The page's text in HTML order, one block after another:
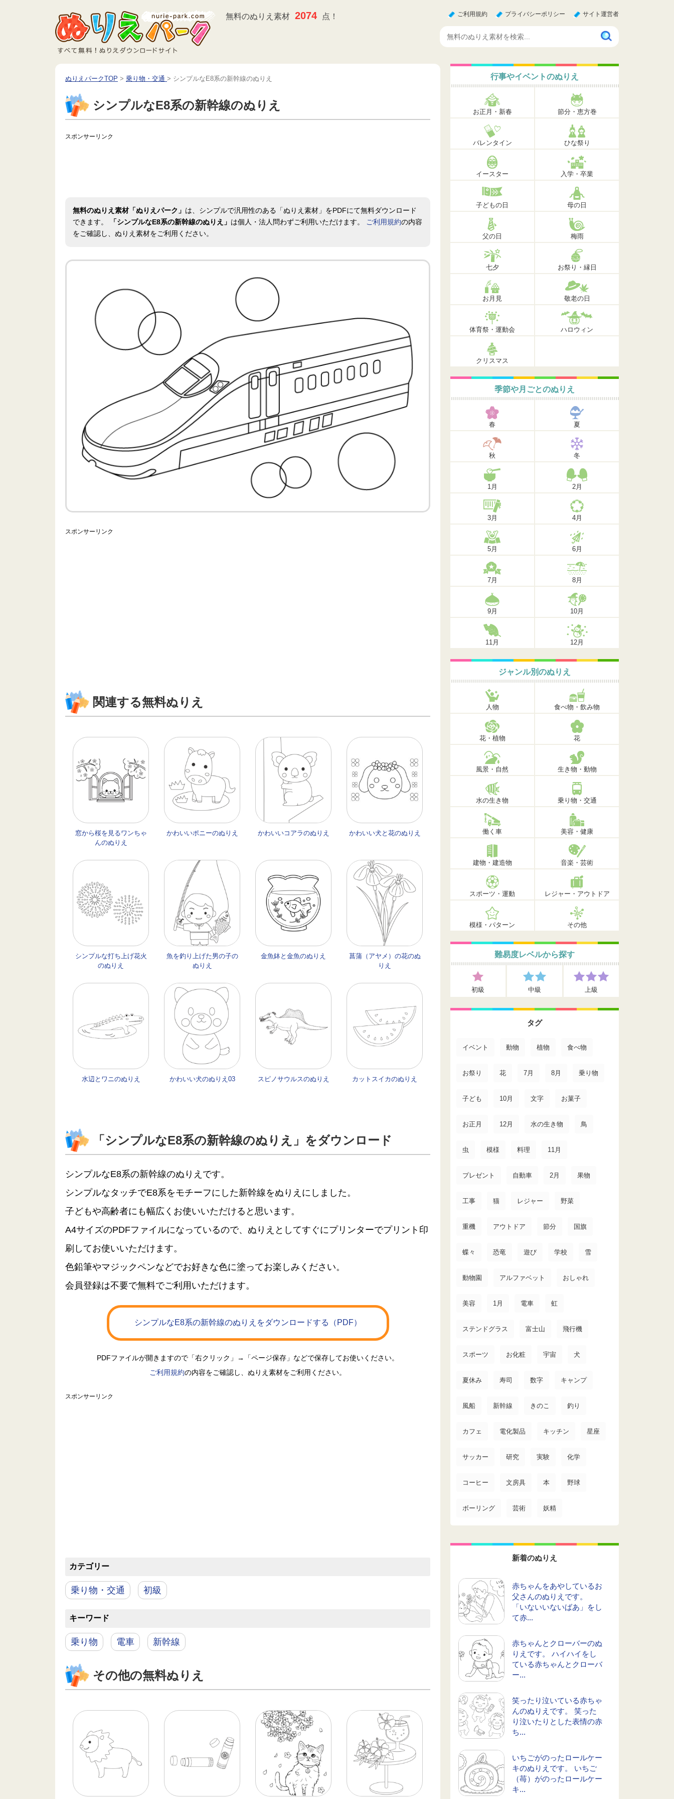
無料のぬりえ素材 2074 点！ ご利用規約 プライバシーポリシー サイト運営者
ぬりえパークTOP > 乗り物・交通 > シンプルなE8系の新幹線のぬりえ
シンプルなE8系の新幹線のぬりえ
スポンサーリンク
無料のぬりえ素材「ぬりえパーク」 は、シンプルで汎用性のある「ぬりえ素材」をPDFにて無料ダウンロード
できます。
「シンプルなE8系の新幹線のぬりえ」 は個人・法人問わずご利用いただけます。 ご利用規約の内容
をご確認し、ぬりえ素材をご利用ください。
スポンサーリンク
関連する無料ぬりえ
窓から桜を見るワンちゃ
んのぬりえ
かわいいポニーのぬりえ かわいいコアラのぬりえ かわいい犬と花のぬりえ
シンプルな打ち上げ花火
のぬりえ
魚を釣り上げた男の子の
ぬりえ
金魚鉢と金魚のぬりえ
菖蒲（アヤメ）の花のぬ
りえ
水辺とワニのぬりえ かわいい犬のぬりえ03 スピノサウルスのぬりえ カットスイカのぬりえ
「シンプルなE8系の新幹線のぬりえ」をダウンロード
シンプルなE8系の新幹線のぬりえです。
シンプルなタッチでE8系をモチーフにした新幹線をぬりえにしました。
子どもや高齢者にも幅広くお使いいただけると思います。
A4サイズのPDFファイルになっているので、ぬりえとしてすぐにプリンターでプリント印
刷してお使いいただけます。
色鉛筆やマジックペンなどでお好きな色に塗ってお楽しみください。
会員登録は不要で無料でご利用いただけます。
シンプルなE8系の新幹線のぬりえをダウンロードする（PDF）
PDFファイルが開きますので「右クリック」→「ページ保存」などで保存してお使いください。
ご利用規約の内容をご確認し、ぬりえ素材をご利用ください。
スポンサーリンク
カテゴリー
乗り物・交通 初級
キーワード
乗り物 電車 新幹線
その他の無料ぬりえ
行事やイベントのぬりえ
お正月・新春 節分・恵方巻
バレンタイン ひな祭り
イースター 入学・卒業
子どもの日 母の日
父の日 梅雨
七夕 お祭り・縁日
お月見 敬老の日
体育祭・運動会 ハロウィン
クリスマス
季節や月ごとのぬりえ
春 夏
秋 冬
1月 2月
3月 4月
5月 6月
7月 8月
9月 10月
11月 12月
ジャンル別のぬりえ
人物 食べ物・飲み物
花・植物 花
風景・自然 生き物・動物
水の生き物 乗り物・交通
働く車 美容・健康
建物・建造物 音楽・芸術
スポーツ・運動 レジャー・アウトドア
模様・パターン その他
難易度レベルから探す
初級 中級 上級
タグ
イベント 動物 植物 食べ物
お祭り 花 7月 8月 乗り物
子ども 10月 文字 お菓子
お正月 12月 水の生き物 鳥
虫 模様 料理 11月
プレゼント 自動車 2月 果物
工事 猫 レジャー 野菜
重機 アウトドア 節分 国旗
蝶々 恐竜 遊び 学校 雪
動物園 アルファベット おしゃれ
美容 1月 電車 虹
ステンドグラス 富士山 飛行機
スポーツ お化粧 宇宙 犬
夏休み 寿司 数字 キャンプ
風船 新幹線 きのこ 釣り
カフェ 電化製品 キッチン 星座
サッカー 研究 実験 化学
コーヒー 文房具 本 野球
ボーリング 芸術 妖精
新着のぬりえ
赤ちゃんをあやしているお
父さんのぬりえです。
「いないいないばあ」をし
て赤...
赤ちゃんとクローバーのぬ
りえです。 ハイハイをし
ている赤ちゃんとクローバ
ー...
笑ったり泣いている赤ちゃ
んのぬりえです。 笑った
り泣いたりとした表情の赤
ち...
いちごがのったロールケー
キのぬりえです。 いちご
（苺）がのったロールケー
キ...